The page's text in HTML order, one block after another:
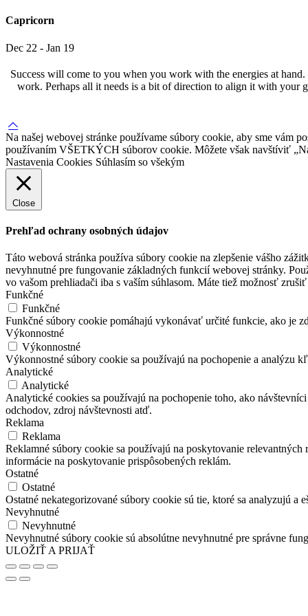
Capricorn
Dec 22 - Jan 19
Success will come to you when you work with the energies at
work. Perhaps all it needs is a bit of direction to align it with your
Na našej webovej stránke používame súbory cookie, aby sme vám
používaním VŠETKÝCH súborov cookie. Môžete však navštíviť
Nastavenia Cookies Súhlasím so všekým
Close
Prehľad ochrany osobných údajov
Táto webová stránka používa súbory cookie na zlepšenie vášho
nevyhnutné pre fungovanie základných funkcií webovej stránky.
vo vašom prehliadači iba s vaším súhlasom. Máte tiež možnosť
Funkčné
Funkčné
Funkčné súbory cookie pomáhajú vykonávať určité funkcie, ako je
Výkonnostné
Výkonnostné
Výkonnostné súbory cookie sa používajú na pochopenie a analýzu
Analytické
Analytické
Analytické cookies sa používajú na pochopenie toho, ako
odchodov, zdroj návštevnosti atď.
Reklama
Reklama
Reklamné súbory cookie sa používajú na poskytovanie
informácie na poskytovanie prispôsobených reklám.
Ostatné
Ostatné
Ostatné nekategorizované súbory cookie sú tie, ktoré sa analyzujú a
Nevyhnutné
Nevyhnutné
Nevyhnutné súbory cookie sú absolútne nevyhnutné pre správne
ULOŽIŤ A PRIJAŤ